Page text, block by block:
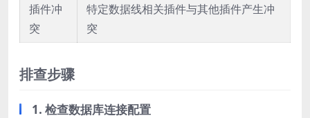
插件冲
突
特定数据线相关插件与其他插件产生冲
突
排查步骤
1. 检查数据库连接配置